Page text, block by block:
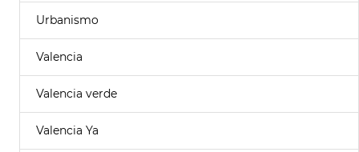
Urbanismo
Valencia
Valencia verde
Valencia Ya